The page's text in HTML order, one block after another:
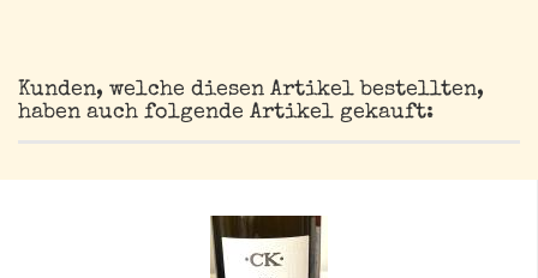
Kunden, welche diesen Artikel bestellten,
haben auch folgende Artikel gekauft: